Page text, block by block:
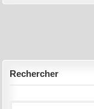
Rechercher